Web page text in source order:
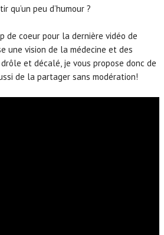
qu’un peu d’humour ?
de coeur pour la dernière vidéo de
une vision de la médecine et des
et décalé, je vous propose donc de
de la partager sans modération!